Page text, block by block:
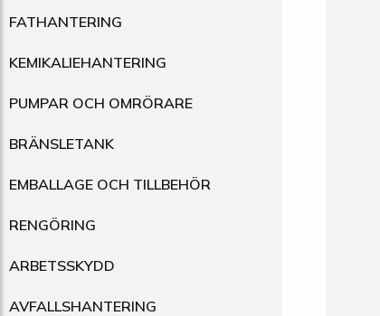
FATHANTERING
KEMIKALIEHANTERING
PUMPAR OCH OMRÖRARE
BRÄNSLETANK
EMBALLAGE OCH TILLBEHÖR
RENGÖRING
ARBETSSKYDD
AVFALLSHANTERING